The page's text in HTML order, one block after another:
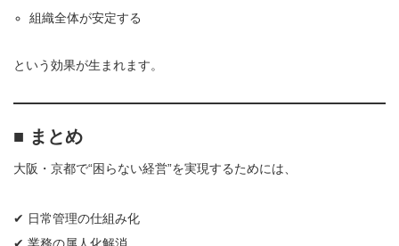
組織全体が安定する
という効果が生まれます。
■ まとめ
大阪・京都で“困らない経営”を実現するためには、
✔ 日常管理の仕組み化